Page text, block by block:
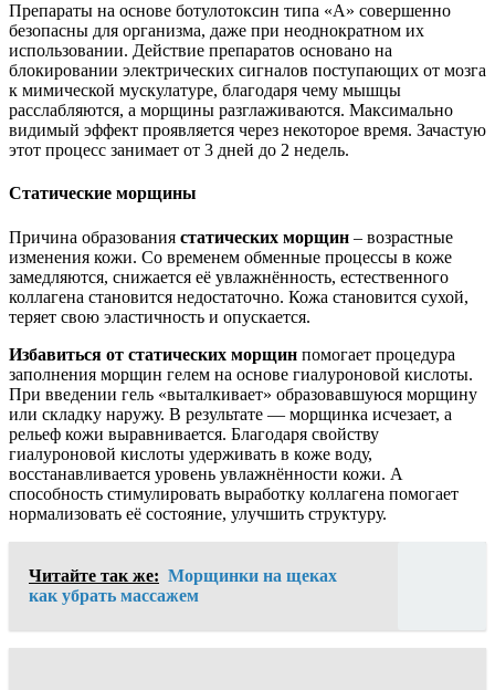
Препараты на основе ботулотоксин типа «А» совершенно
безопасны для организма, даже при неоднократном их
использовании. Действие препаратов основано на
блокировании электрических сигналов поступающих от мозга
к мимической мускулатуре, благодаря чему мышцы
расслабляются, а морщины разглаживаются. Максимально
видимый эффект проявляется через некоторое время. Зачастую
этот процесс занимает от 3 дней до 2 недель.
Статические морщины
Причина образования статических морщин – возрастные
изменения кожи. Со временем обменные процессы в коже
замедляются, снижается её увлажнённость, естественного
коллагена становится недостаточно. Кожа становится сухой,
теряет свою эластичность и опускается.
Избавиться от статических морщин помогает процедура
заполнения морщин гелем на основе гиалуроновой кислоты.
При введении гель «выталкивает» образовавшуюся морщину
или складку наружу. В результате — морщинка исчезает, а
рельеф кожи выравнивается. Благодаря свойству
гиалуроновой кислоты удерживать в коже воду,
восстанавливается уровень увлажнённости кожи. А
способность стимулировать выработку коллагена помогает
нормализовать её состояние, улучшить структуру.
Читайте так же: Морщинки на щеках
как убрать массажем